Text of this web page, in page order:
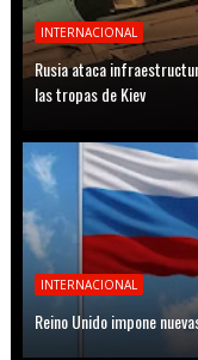
INTERNACIONAL
Rusia ataca
las tropas de Kiev
INTERNACIONAL
Reino Unido impone